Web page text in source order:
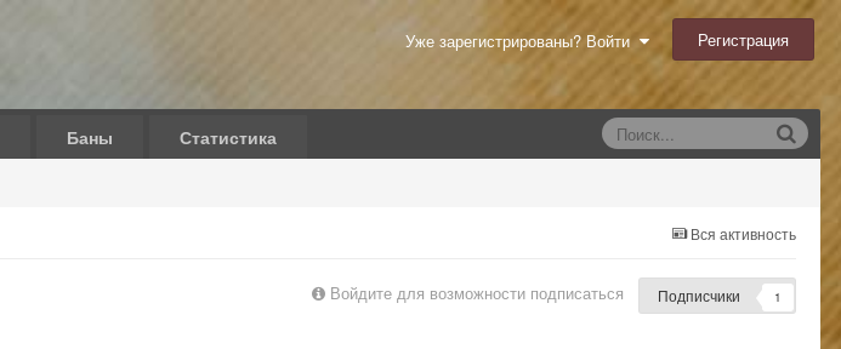
Уже зарегистрированы? Войти Регистрация
Баны Статистика
Вся активность
Войдите для возможности подписаться Подписчики 1